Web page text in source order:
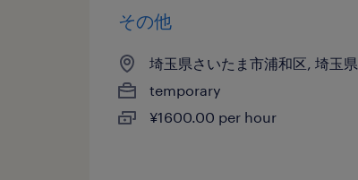
その他
埼玉県さいたま市浦和区, 埼玉県
temporary
¥1600.00 per hour